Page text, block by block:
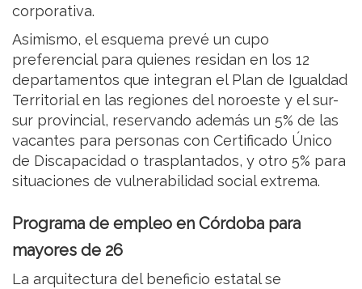
corporativa.
Asimismo, el esquema prevé un cupo
preferencial para quienes residan en los 12
departamentos que integran el Plan de Igualdad
Territorial en las regiones del noroeste y el sur-
sur provincial, reservando además un 5% de las
vacantes para personas con Certificado Único
de Discapacidad o trasplantados, y otro 5% para
situaciones de vulnerabilidad social extrema.
Programa de empleo en Córdoba para
mayores de 26
La arquitectura del beneficio estatal se